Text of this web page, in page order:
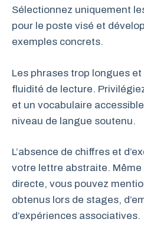
Sélectionnez uniquement
pour le poste visé et
exemples concrets.
Les phrases trop longues
fluidité de lecture.
et un vocabulaire
niveau de langue soutenu.
L’absence de chiffres et
votre lettre abstraite. Même
directe, vous pouvez
obtenus lors de stages,
d’expériences associatives.